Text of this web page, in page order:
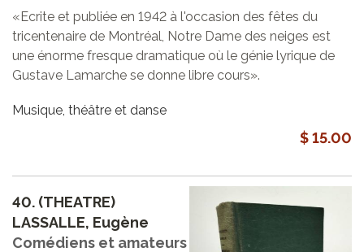
«Ecrite et publiée en 1942 à l'occasion des fêtes du
tricentenaire de Montréal, Notre Dame des neiges est
une énorme fresque dramatique où le génie lyrique de
Gustave Lamarche se donne libre cours».
Musique, théâtre et danse
$ 15.00
40. (THEATRE)
LASSALLE, Eugène
Comédiens et amateurs